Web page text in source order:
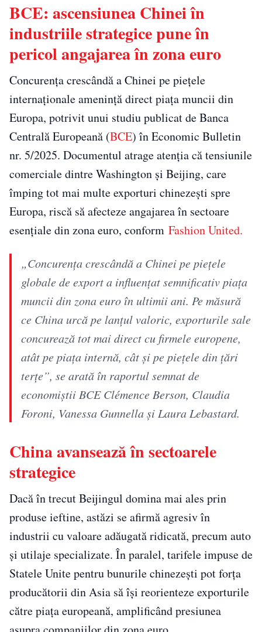
BCE: ascensiunea Chinei în
industriile strategice pune în
pericol angajarea în zona euro
Concurența crescândă a Chinei pe piețele
internaționale amenință direct piața muncii din
Europa, potrivit unui studiu publicat de Banca
Centrală Europeană (BCE) în Economic Bulletin
nr. 5/2025. Documentul atrage atenția că tensiunile
comerciale dintre Washington și Beijing, care
împing tot mai multe exporturi chinezești spre
Europa, riscă să afecteze angajarea în sectoare
esențiale din zona euro, conform Fashion United.
„Concurența crescândă a Chinei pe piețele
globale de export a influențat semnificativ piața
muncii din zona euro în ultimii ani. Pe măsură
ce China urcă pe lanțul valoric, exporturile sale
concurează tot mai direct cu firmele europene,
atât pe piața internă, cât și pe piețele din țări
terțe”, se arată în raportul semnat de
economiștii BCE Clémence Berson, Claudia
Foroni, Vanessa Gunnella și Laura Lebastard.
China avansează în sectoarele
strategice
Dacă în trecut Beijingul domina mai ales prin
produse ieftine, astăzi se afirmă agresiv în
industrii cu valoare adăugată ridicată, precum auto
și utilaje specializate. În paralel, tarifele impuse de
Statele Unite pentru bunurile chinezești pot forța
producătorii din Asia să își reorienteze exporturile
către piața europeană, amplificând presiunea